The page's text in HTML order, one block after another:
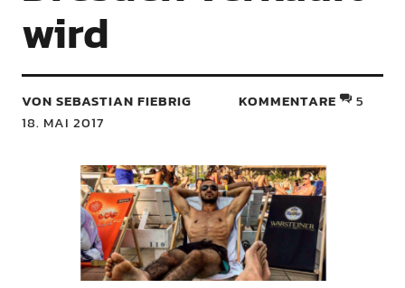
wird
VON SEBASTIAN FIEBRIG
18. MAI 2017
KOMMENTARE 5